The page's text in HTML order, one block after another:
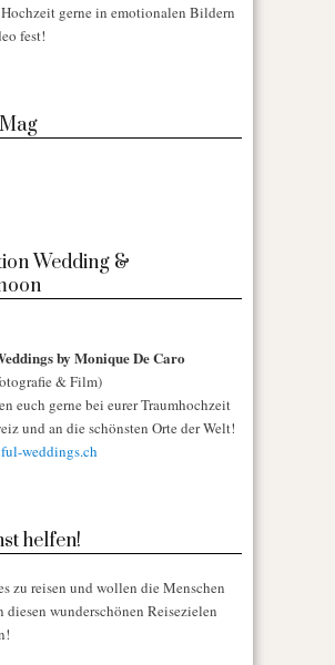
gerne in emotionalen Bildern
fest!
Wedding &
by Monique De Caro
& Film)
euch gerne bei eurer Traumhochzeit
und an die schönsten Orte der Welt!
weddings.ch
helfen!
zu reisen und wollen die Menschen
diesen wunderschönen Reisezielen